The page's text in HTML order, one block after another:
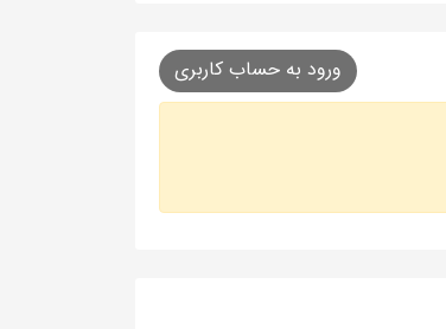
ورود به حساب کاربری